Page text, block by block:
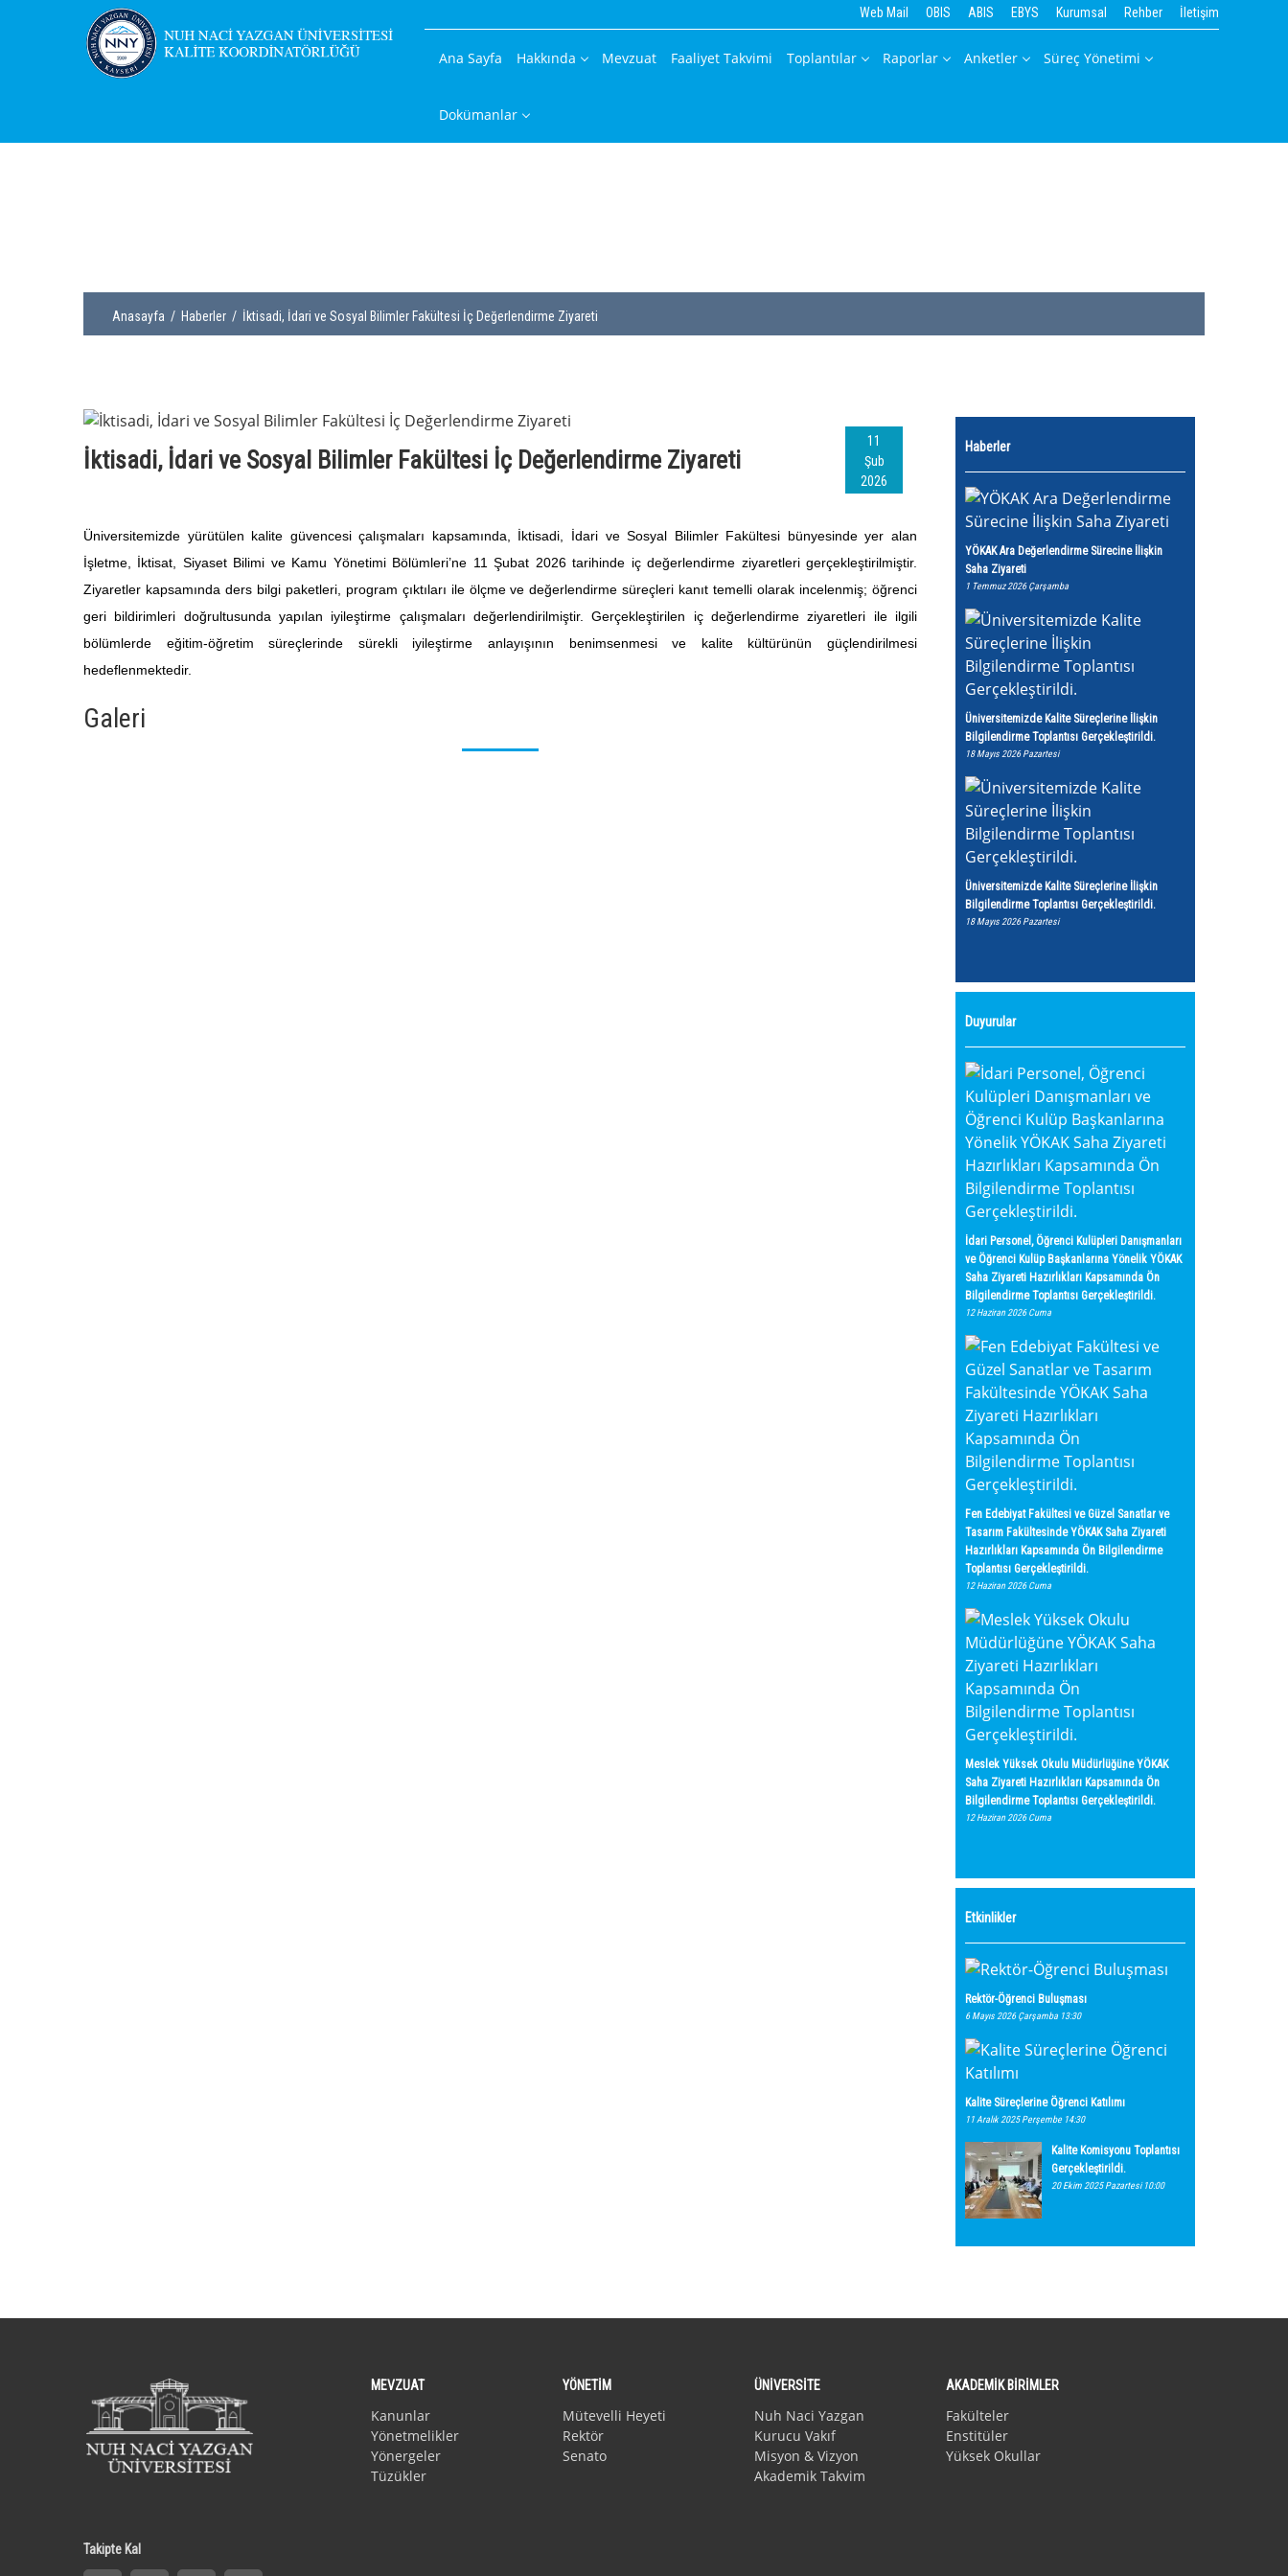
Web Mail OBIS ABIS EBYS Kurumsal Rehber İletişim
Ana Sayfa Hakkında Mevzuat Faaliyet Takvimi Toplantılar Raporlar Anketler Süreç Yönetimi
Dokümanlar
Anasayfa / Haberler / İktisadi, İdari ve Sosyal Bilimler Fakültesi İç Değerlendirme Ziyareti
11
Şub
2026
İktisadi, İdari ve Sosyal Bilimler Fakültesi İç Değerlendirme Ziyareti
Üniversitemizde yürütülen kalite güvencesi çalışmaları kapsamında, İktisadi, İdari ve Sosyal Bilimler Fakültesi bünyesinde yer alan
İşletme, İktisat, Siyaset Bilimi ve Kamu Yönetimi Bölümleri’ne 11 Şubat 2026 tarihinde iç değerlendirme ziyaretleri gerçekleştirilmiştir.
Ziyaretler kapsamında ders bilgi paketleri, program çıktıları ile ölçme ve değerlendirme süreçleri kanıt temelli olarak incelenmiş; öğrenci
geri bildirimleri doğrultusunda yapılan iyileştirme çalışmaları değerlendirilmiştir. Gerçekleştirilen iç değerlendirme ziyaretleri ile ilgili
bölümlerde eğitim-öğretim süreçlerinde sürekli iyileştirme anlayışının benimsenmesi ve kalite kültürünün güçlendirilmesi
hedeflenmektedir.
Galeri
Haberler
YÖKAK Ara Değerlendirme Sürecine İlişkin
Saha Ziyareti
1 Temmuz 2026 Çarşamba
Üniversitemizde Kalite Süreçlerine İlişkin
Bilgilendirme Toplantısı Gerçekleştirildi.
18 Mayıs 2026 Pazartesi
Üniversitemizde Kalite Süreçlerine İlişkin
Bilgilendirme Toplantısı Gerçekleştirildi.
18 Mayıs 2026 Pazartesi
Duyurular
İdari Personel, Öğrenci Kulüpleri Danışmanları
ve Öğrenci Kulüp Başkanlarına Yönelik YÖKAK
Saha Ziyareti Hazırlıkları Kapsamında Ön
Bilgilendirme Toplantısı Gerçekleştirildi.
12 Haziran 2026 Cuma
Fen Edebiyat Fakültesi ve Güzel Sanatlar ve
Tasarım Fakültesinde YÖKAK Saha Ziyareti
Hazırlıkları Kapsamında Ön Bilgilendirme
Toplantısı Gerçekleştirildi.
12 Haziran 2026 Cuma
Meslek Yüksek Okulu Müdürlüğüne YÖKAK
Saha Ziyareti Hazırlıkları Kapsamında Ön
Bilgilendirme Toplantısı Gerçekleştirildi.
12 Haziran 2026 Cuma
Etkinlikler
Rektör-Öğrenci Buluşması
6 Mayıs 2026 Çarşamba 13:30
Kalite Süreçlerine Öğrenci Katılımı
11 Aralık 2025 Perşembe 14:30
Kalite Komisyonu Toplantısı
Gerçekleştirildi.
20 Ekim 2025 Pazartesi 10:00
Takipte Kal
MEVZUAT
Kanunlar
Yönetmelikler
Yönergeler
Tüzükler
YÖNETİM
Mütevelli Heyeti
Rektör
Senato
ÜNİVERSİTE
Nuh Naci Yazgan
Kurucu Vakıf
Misyon & Vizyon
Akademik Takvim
AKADEMİK BİRİMLER
Fakülteler
Enstitüler
Yüksek Okullar